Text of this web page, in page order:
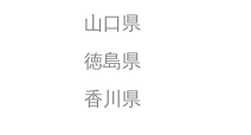
山口県
徳島県
香川県